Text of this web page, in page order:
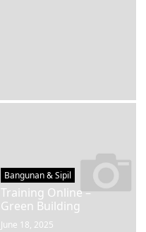
Bangunan & Sipil
Training Online –
Green Building
June 18, 2025